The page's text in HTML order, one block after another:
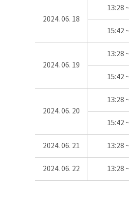
2024. 06. 18
13:28
15:42
2024. 06. 19
13:28
15:42
2024. 06. 20
13:28
15:42
2024. 06. 21 13:28
2024. 06. 22 13:28